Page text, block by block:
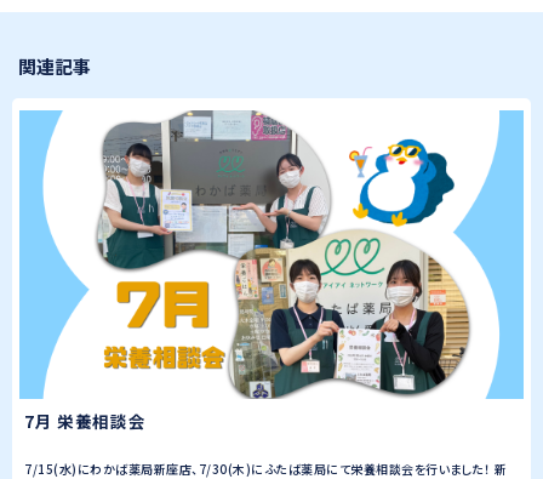
関連記事
7月 栄養相談会
7/15(水)にわかば薬局新座店、7/30(木)にふたば薬局にて栄養相談会を行いました！ 新